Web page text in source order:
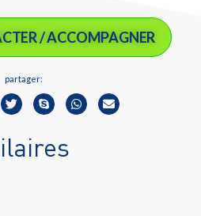
/ ACCOMPAGNER
partager: